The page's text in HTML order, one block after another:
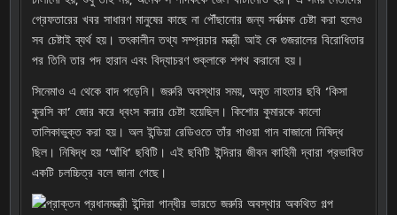
গ্রেফতারের খবর সাধারণ মানুষের কাছে না পৌঁছানোর জন্য সর্বাত্মক চেষ্টা করা হলেও
সব চেষ্টাই ব্যর্থ হয়। তৎকালীন তথ্য সম্প্রচার মন্ত্রী আই কে গুজরালের বিরোধিতার
পর তিনি তার পদ হারান এবং বিদ্যাচরণ শুক্লাকে শপথ করানো হয়।
সিনেমাও এ থেকে বাদ পড়েনি। জরুরি অবস্থার সময়, অমৃত নাহতার ছবি ‘কিসা
কুরসি কা’ জোর করে ধ্বংস করার চেষ্টা হয়েছিল। কিশোর কুমারকে কালো
তালিকাভুক্ত করা হয়। অল ইন্ডিয়া রেডিওতে তাঁর গাওয়া গান বাজানো নিষিদ্ধ
ছিল। নিষিদ্ধ হয় ‘আঁধি’ ছবিটি। এই ছবিটি ইন্দিরার জীবন কাহিনী দ্বারা প্রভাবিত
একটি চলচ্চিত্র বলে জানা গেছে।